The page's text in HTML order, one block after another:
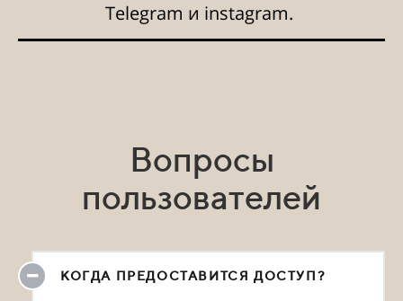
Telegram и instagram.
Вопросы
пользователей
КОГДА ПРЕДОСТАВИТСЯ ДОСТУП?